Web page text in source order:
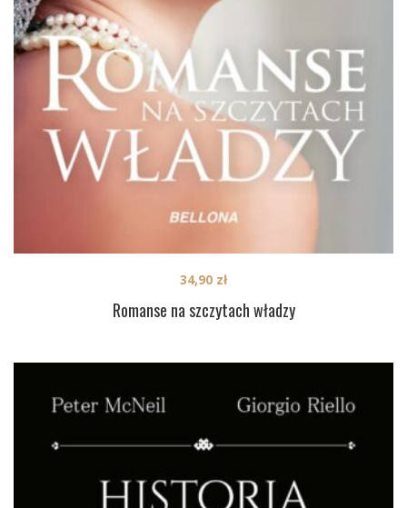
Romanse na szczytach władzy
34,90 zł